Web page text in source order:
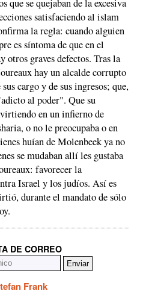
que se quejaban de la excesiva
satisfaciendo al islam
la regla: cuando alguien
es síntoma de que en el
otros graves defectos. Tras la
hay un alcalde corrupto
cargo y de sus ingresos; que,
al poder". Que su
en un infierno de
o no le preocupaba o en
huían de Molenbeek ya no
se mudaban allí les gustaba
favorecer la
Israel y los judíos. Así es
durante el mandato de sólo
DE CORREO
Frank